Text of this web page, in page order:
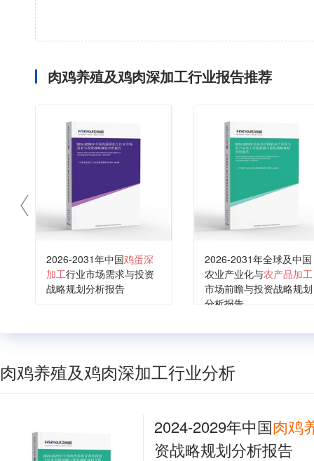
肉鸡养殖及鸡肉深加工行业报告推荐
2026-2031年中国鸡蛋深
加工行业市场需求与投资
战略规划分析报告
2026-2031年全球及中国
农业产业化与农产品加工
市场前瞻与投资战略规划
分析报告
肉鸡养殖及鸡肉深加工行业分析
2024-2029年中国肉鸡
资战略规划分析报告